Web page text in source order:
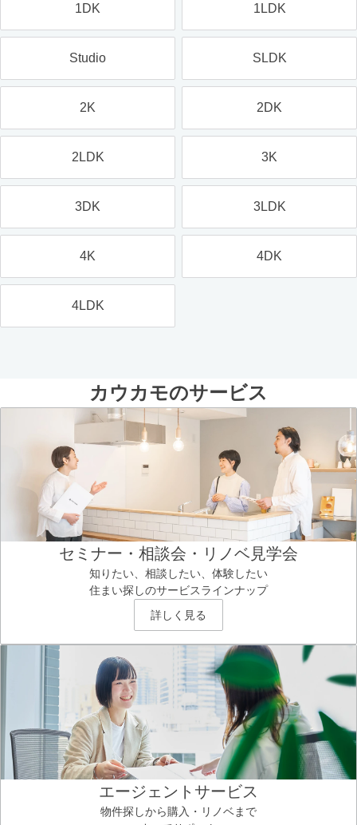
1DK 1LDK
Studio SLDK
2K 2DK
2LDK 3K
3DK 3LDK
4K 4DK
4LDK
カウカモのサービス
セミナー・相談会・リノベ見学会
知りたい、相談したい、体験したい
住まい探しのサービスラインナップ
詳しく見る
エージェントサービス
物件探しから購入・リノベまで